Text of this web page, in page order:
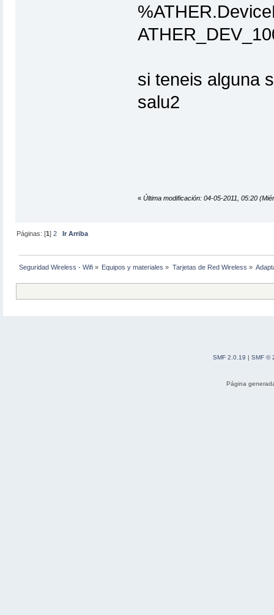
si teneis alguna
salu2
« Última modificación: 04-05-2011, 05:20
Páginas: [1]2 Ir Arriba
Seguridad Wireless - Wifi » Equipos y materiales » Tarjetas de Red Wireless »
SMF 2.0.19 | SMF ©
Página